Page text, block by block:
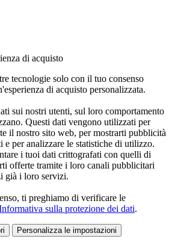
di acquisto
tecnologie solo con il tuo consenso
di acquisto personalizzata.
sui nostri utenti, sul loro comportamento
Questi dati vengono utilizzati per
il nostro sito web, per mostrarti pubblicità
e per analizzare le statistiche di utilizzo.
i tuoi dati crittografati con quelli di
offerte tramite i loro canali pubblicitari
già i loro servizi.
ti preghiamo di verificare le
sulla protezione dei dati.
Personalizza le impostazioni